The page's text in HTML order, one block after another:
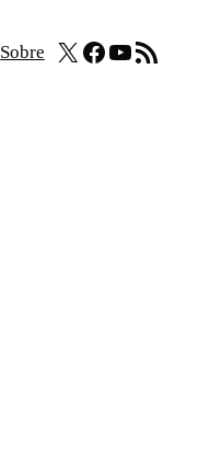
Sobre X Facebook
Youtube
Feed RSS